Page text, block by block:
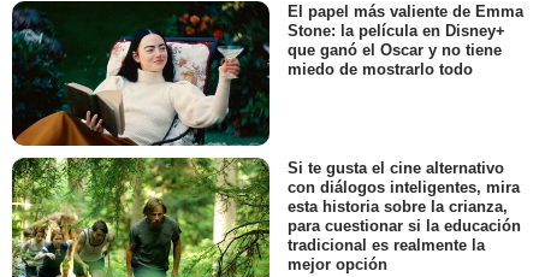
El papel más valiente de Emma
Stone: la película en Disney+
que ganó el Oscar y no tiene
miedo de mostrarlo todo
Si te gusta el cine alternativo
con diálogos inteligentes, mira
esta historia sobre la crianza,
para cuestionar si la educación
tradicional es realmente la
mejor opción